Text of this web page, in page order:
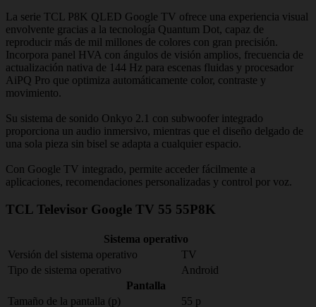
La serie TCL P8K QLED Google TV ofrece una experiencia visual
envolvente gracias a la tecnología Quantum Dot, capaz de
reproducir más de mil millones de colores con gran precisión.
Incorpora panel HVA con ángulos de visión amplios, frecuencia de
actualización nativa de 144 Hz para escenas fluidas y procesador
AiPQ Pro que optimiza automáticamente color, contraste y
movimiento.
Su sistema de sonido Onkyo 2.1 con subwoofer integrado
proporciona un audio inmersivo, mientras que el diseño delgado de
una sola pieza sin bisel se adapta a cualquier espacio.
Con Google TV integrado, permite acceder fácilmente a
aplicaciones, recomendaciones personalizadas y control por voz.
TCL Televisor Google TV 55 55P8K
Sistema operativo
Versión del sistema operativo
TV
Tipo de sistema operativo
Android
Pantalla
Tamaño de la pantalla (p)
55 p